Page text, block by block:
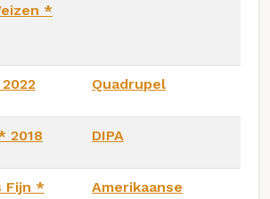
*
Quadrupel
2018 DIPA
Fijn *
Amerikaanse